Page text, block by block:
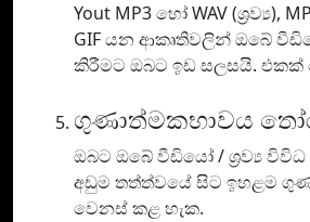
Yout MP3 හෝ WAV (ශ්‍රව්‍ය),
GIF යන ආකෘතිවලින් ඔබේ
කිරීමට ඔබට ඉඩ සලසයි.
ගුණාත්මකභාවය
ඔබට ඔබේ වීඩියෝ / ශ්‍රව්‍ය
අඩුම තත්ත්වයේ සිට ඉහළම
වෙනස් කළ හැක.